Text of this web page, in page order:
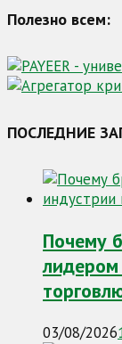
Полезно всем:
ПОСЛЕДНИЕ
Почему
лидером
03/08/2026